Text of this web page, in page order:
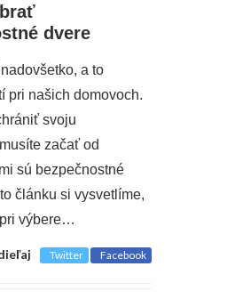
dvere
a to
pri našich domovoch.
svoju
začať od
sú bezpečnostné
článku si vysvetlíme,
výbere…
Twitter Facebook